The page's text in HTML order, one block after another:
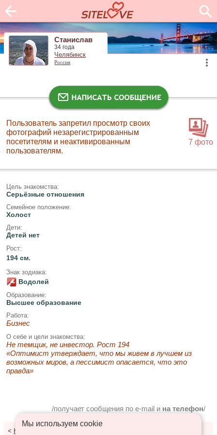
Станислав
34 года
Челябинск
Россия
7 фото
Пользователь запретил просмотр своих
фотографий незарегистрированным
посетителям и неактивированным
пользователям.
Цель знакомства:
Серьёзные отношения
Семейное положение:
Холост
Дети:
Детей нет
Рост:
194 см.
Знак зодиака:
Водолей
Образование:
Высшее образование
Работа:
Бизнес
О себе и цели знакомства:
Не темщик, не инвестор. Рост 194
«Оптимист утверждает, что мы живем в лучшем из
возможных миров, а пессимист опасается, что это
правда»
/получает сообщения по e-mail и на телефон/
< К результатам поиска
Мы используем сookie